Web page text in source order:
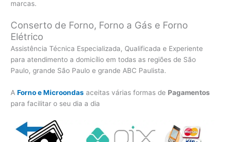
marcas.
Conserto de Forno, Forno a Gás e Forno
Elétrico
Assistência Técnica Especializada, Qualificada e Experiente
para atendimento a domicílio em todas as regiões de São
Paulo, grande São Paulo e grande ABC Paulista.
AForno e Microondas aceitas várias formas de Pagamentos
para facilitar o seu dia a dia